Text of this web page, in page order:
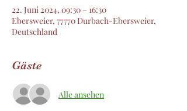
22. Juni 2024, 09:30 – 16:30
Ebersweier, 77770 Durbach-Ebersweier,
Deutschland
Gäste
Alle ansehen